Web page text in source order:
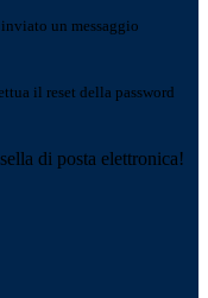
un messaggio
il reset della password
di posta elettronica!